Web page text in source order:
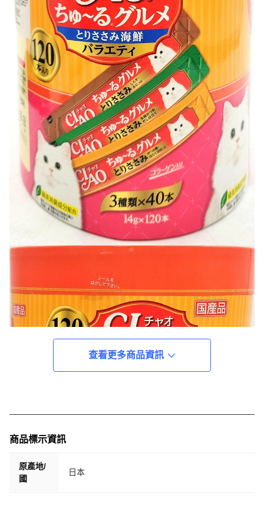
查看更多商品資訊
商品標示資訊
原產地/
國
日本